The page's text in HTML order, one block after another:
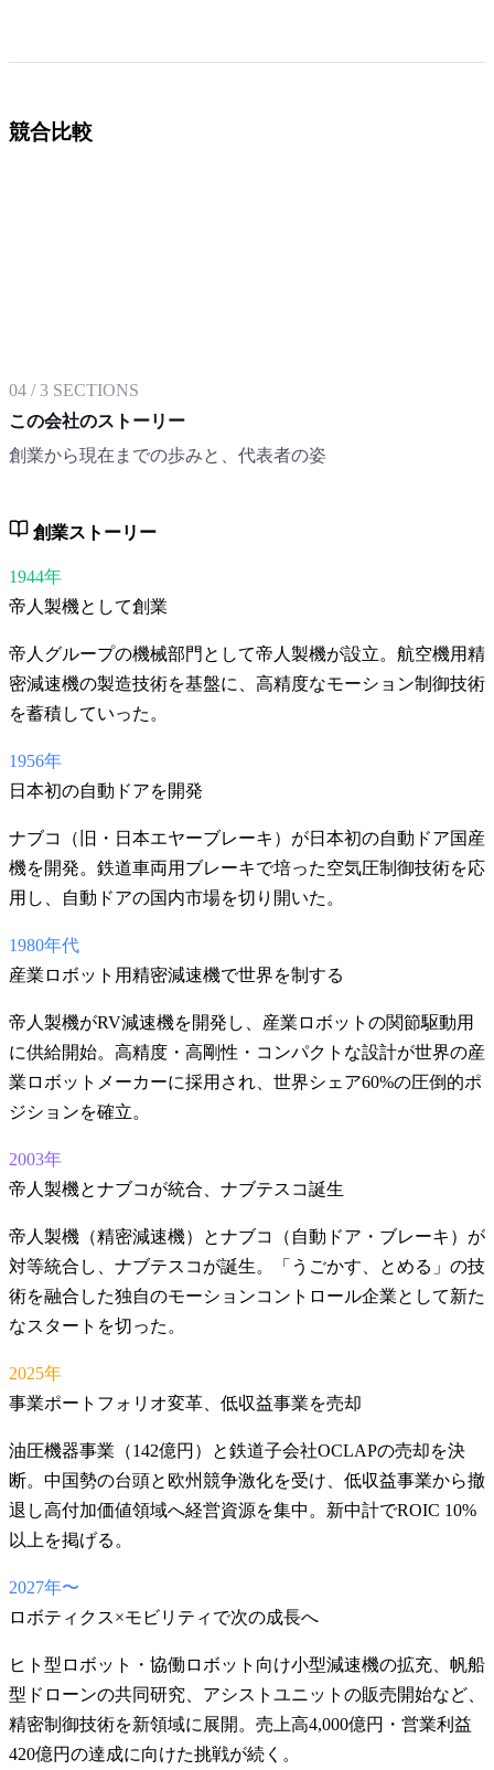
競合比較
04 /3 SECTIONS
この会社のストーリー
創業から現在までの歩みと、代表者の姿
創業ストーリー
1944年
帝人製機として創業
帝人グループの機械部門として帝人製機が設立。航空機用精
密減速機の製造技術を基盤に、高精度なモーション制御技術
を蓄積していった。
1956年
日本初の自動ドアを開発
ナブコ（旧・日本エヤーブレーキ）が日本初の自動ドア国産
機を開発。鉄道車両用ブレーキで培った空気圧制御技術を応
用し、自動ドアの国内市場を切り開いた。
1980年代
産業ロボット用精密減速機で世界を制する
帝人製機がRV減速機を開発し、産業ロボットの関節駆動用
に供給開始。高精度・高剛性・コンパクトな設計が世界の産
業ロボットメーカーに採用され、世界シェア60%の圧倒的ポ
ジションを確立。
2003年
帝人製機とナブコが統合、ナブテスコ誕生
帝人製機（精密減速機）とナブコ（自動ドア・ブレーキ）が
対等統合し、ナブテスコが誕生。「うごかす、とめる」の技
術を融合した独自のモーションコントロール企業として新た
なスタートを切った。
2025年
事業ポートフォリオ変革、低収益事業を売却
油圧機器事業（142億円）と鉄道子会社OCLAPの売却を決
断。中国勢の台頭と欧州競争激化を受け、低収益事業から撤
退し高付加価値領域へ経営資源を集中。新中計でROIC 10%
以上を掲げる。
2027年〜
ロボティクス×モビリティで次の成長へ
ヒト型ロボット・協働ロボット向け小型減速機の拡充、帆船
型ドローンの共同研究、アシストユニットの販売開始など、
精密制御技術を新領域に展開。売上高4,000億円・営業利益
420億円の達成に向けた挑戦が続く。